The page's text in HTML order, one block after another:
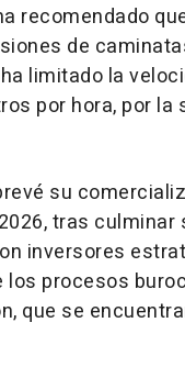
recomendado
de
limitado la
por hora, por la
su
tras culminar
inversores
procesos
que se